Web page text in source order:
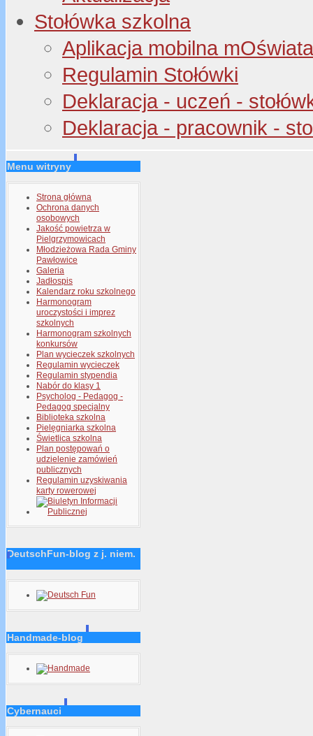
Stołówka szkolna
Aplikacja mobilna
Regulamin Stołówki
Deklaracja - uczeń -
Deklaracja - pracownik -
Menu witryny
Strona główna
Ochrona danych
osobowych
Jakość powietrza w
Pielgrzymowicach
Młodzieżowa Rada Gminy
Pawłowice
Galeria
Jadłospis
Kalendarz roku szkolnego
Harmonogram
uroczystości i imprez
szkolnych
Harmonogram szkolnych
konkursów
Plan wycieczek szkolnych
Regulamin wycieczek
Regulamin stypendia
Nabór do klasy 1
Psycholog - Pedagog -
Pedagog specjalny
Biblioteka szkolna
Pielęgniarka szkolna
Świetlica szkolna
Plan postępowań o
udzielenie zamówień
publicznych
Regulamin uzyskiwania
karty rowerowej
DeutschFun-blog z j. niem.
Handmade-blog
Cybernauci